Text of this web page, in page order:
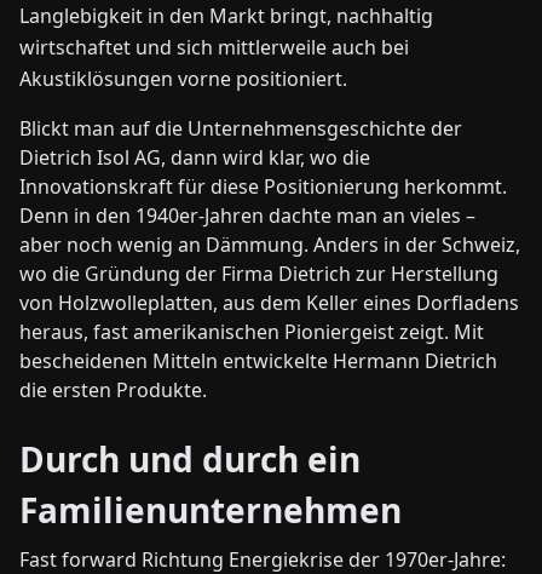
Langlebigkeit in den Markt bringt, nachhaltig
wirtschaftet und sich mittlerweile auch bei
Akustiklösungen vorne positioniert.
Blickt man auf die Unternehmensgeschichte der
Dietrich Isol AG, dann wird klar, wo die
Innovationskraft für diese Positionierung herkommt.
Denn in den 1940er-Jahren dachte man an vieles –
aber noch wenig an Dämmung. Anders in der Schweiz,
wo die Gründung der Firma Dietrich zur Herstellung
von Holzwolleplatten, aus dem Keller eines Dorfladens
heraus, fast amerikanischen Pioniergeist zeigt. Mit
bescheidenen Mitteln entwickelte Hermann Dietrich
die ersten Produkte.
Durch und durch ein
Familienunternehmen
Fast forward Richtung Energiekrise der 1970er-Jahre: